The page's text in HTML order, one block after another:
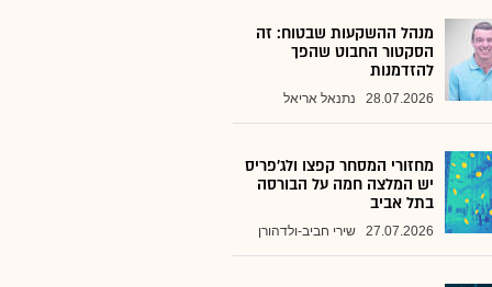
מנהל ההשקעות שבטוח: זה
הסקטור החבוט שהפך
להזדמנות
28.07.2026 נתנאל אריאל
מחזורי המסחר קפצו ולג'פריס
יש המלצה חמה על הבורסה
בתל אביב
27.07.2026 שירי חביב-ולדהורן